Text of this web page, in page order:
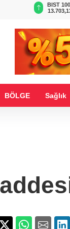
USD
47,5789
BÖLGE Sağlık